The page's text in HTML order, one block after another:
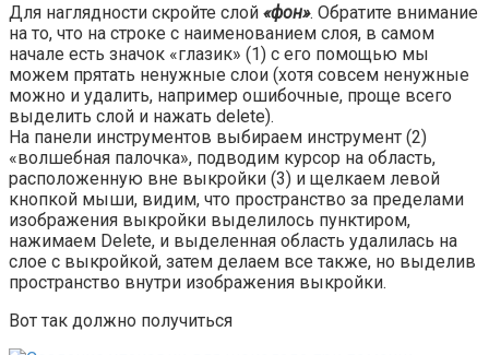
Для наглядности скройте слой «фон». Обратите внимание
на то, что на строке с наименованием слоя, в самом
начале есть значок «глазик» (1) с его помощью мы
можем прятать ненужные слои (хотя совсем ненужные
можно и удалить, например ошибочные, проще всего
выделить слой и нажать delete).
На панели инструментов выбираем инструмент (2)
«волшебная палочка», подводим курсор на область,
расположенную вне выкройки (3) и щелкаем левой
кнопкой мыши, видим, что пространство за пределами
изображения выкройки выделилось пунктиром,
нажимаем Delete, и выделенная область удалилась на
слое с выкройкой, затем делаем все также, но выделив
пространство внутри изображения выкройки.
Вот так должно получиться